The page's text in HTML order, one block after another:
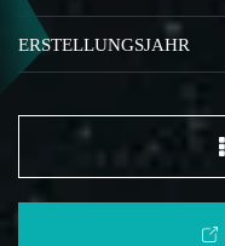
ERSTELLUNGSJAHR